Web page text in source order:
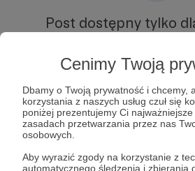
Cenimy Twoją
Dbamy o Twoją prywatność i chcemy,
korzystania z naszych usług czuł się
poniżej prezentujemy Ci
zasadach przetwarzania przez nas
osobowych.
Aby wyrazić zgody na korzystanie z
automatycznego śledzenia i zbierania
Post dostępny tylko
Zostań
Zaloguj się
Wisła obrona manewrowa Bug